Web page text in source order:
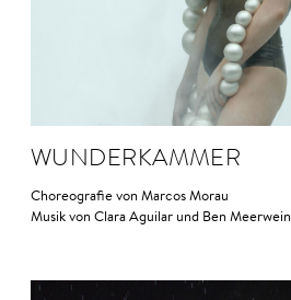
WUNDER­KAMMER
Choreografie von Marcos Morau
Musik von Clara Aguilar und Ben Meerwein